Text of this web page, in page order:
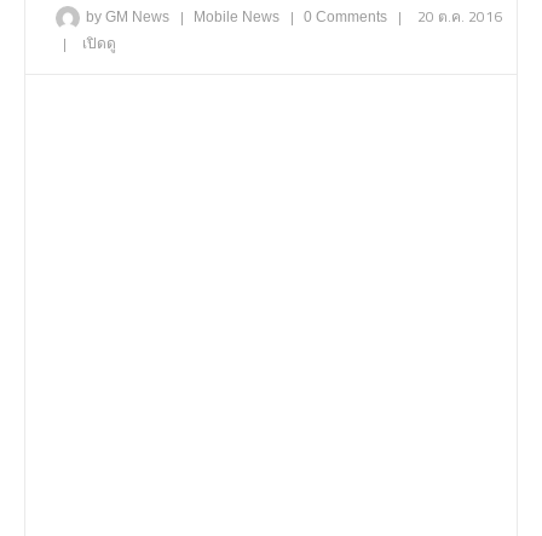
by GM News | Mobile News | 0 Comments |
20 ต.ค. 2016
|
เปิดดู